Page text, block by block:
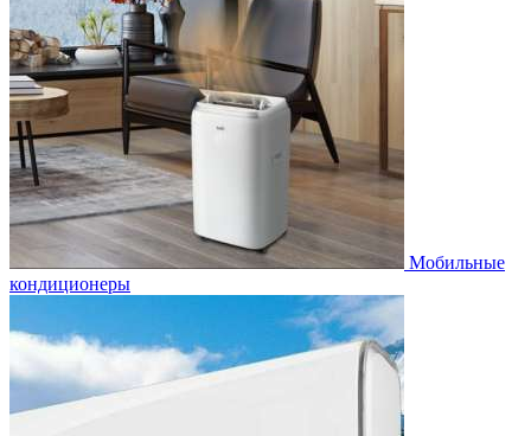
Мобильные
кондиционеры